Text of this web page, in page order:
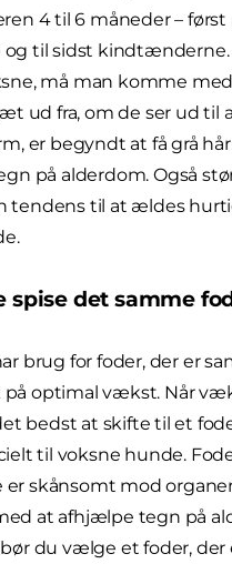
4 til 6 måneder – først
til sidst kindtænderne.
må man komme
ud fra, om de ser ud til
er begyndt at få grå
på alderdom. Også
tendens til at ældes
spise det samme
brug for foder, der er
optimal vækst. Når
bedst at skifte til et
til voksne hunde.
skånsomt mod
at afhjælpe tegn på
du vælge et foder, der